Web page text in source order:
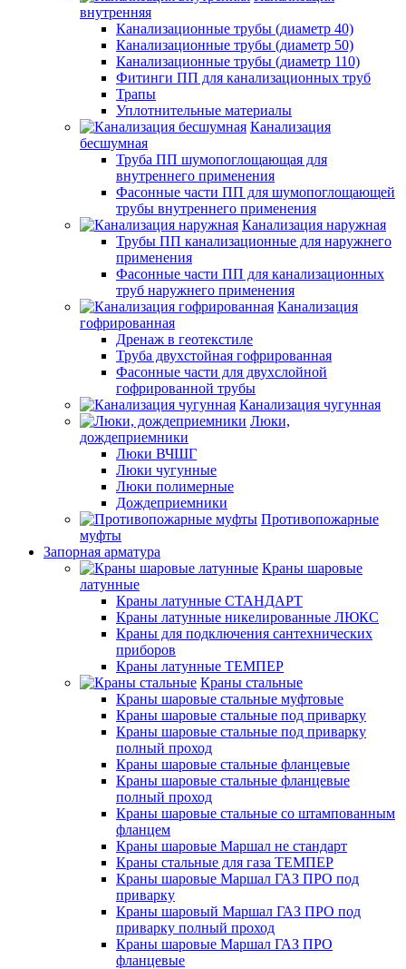
внутренняя
Канализационные трубы (диаметр 40)
Канализационные трубы (диаметр 50)
Канализационные трубы (диаметр 110)
Фитинги ПП для канализационных труб
Трапы
Уплотнительные материалы
Канализация
бесшумная
Труба ПП шумопоглощающая для
внутреннего применения
Фасонные части ПП для шумопоглощающей
трубы внутреннего применения
Канализация наружная
Трубы ПП канализационные для наружнего
применения
Фасонные части ПП для канализационных
труб наружнего применения
Канализация
гофрированная
Дренаж в геотекстиле
Труба двухстойная гофрированная
Фасонные части для двухслойной
гофрированной трубы
Канализация чугунная
Люки,
дождеприемники
Люки ВЧШГ
Люки чугунные
Люки полимерные
Дождеприемники
Противопожарные
муфты
Запорная арматура
Краны шаровые
латунные
Краны латунные СТАНДАРТ
Краны латунные никелированные ЛЮКС
Краны для подключения сантехнических
приборов
Краны латунные ТЕМПЕР
Краны стальные
Краны шаровые стальные муфтовые
Краны шаровые стальные под приварку
Краны шаровые стальные под приварку
полный проход
Краны шаровые стальные фланцевые
Краны шаровые стальные фланцевые
полный проход
Краны шаровые стальные со штампованным
фланцем
Краны шаровые Маршал не стандарт
Краны стальные для газа ТЕМПЕР
Краны шаровые Маршал ГАЗ ПРО под
приварку
Краны шаровый Маршал ГАЗ ПРО под
приварку полный проход
Краны шаровые Маршал ГАЗ ПРО
фланцевые